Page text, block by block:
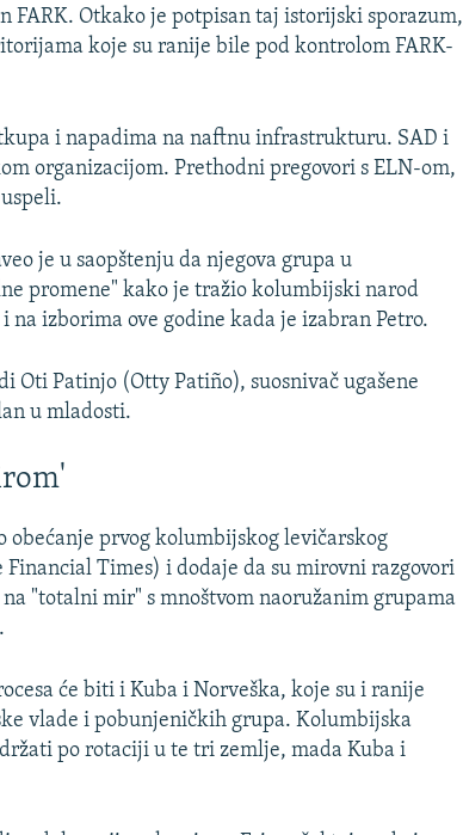
FARK. Otkako je potpisan taj istorijski sporazum,
koje su ranije bile pod kontrolom FARK-
i napadima na naftnu infrastrukturu. SAD i
organizacijom. Prethodni pregovori s ELN-om,
je u saopštenju da njegova grupa u
promene" kako je tražio kolumbijski narod
na izborima ove godine kada je izabran Petro.
Oti Patinjo (Otty Patiño), suosnivač ugašene
u mladosti.
obećanje prvog kolumbijskog levičarskog
Financial Times) i dodaje da su mirovni razgovori
"totalni mir" s mnoštvom naoružanim grupama
će biti i Kuba i Norveška, koje su i ranije
vlade i pobunjeničkih grupa. Kolumbijska
po rotaciji u te tri zemlje, mada Kuba i